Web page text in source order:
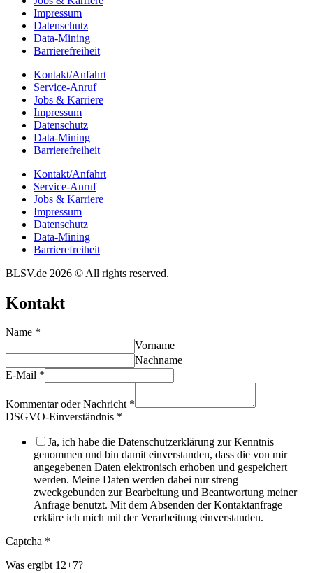
Impres­sum
Daten­schutz
Data-Mining
Barrie­re­frei­heit
Kontakt/​​Anfahrt
Service-Anruf
Jobs & Karriere
Impres­sum
Daten­schutz
Data-Mining
Barrie­re­frei­heit
Kontakt/​​Anfahrt
Service-Anruf
Jobs & Karriere
Impres­sum
Daten­schutz
Data-Mining
Barrie­re­frei­heit
BLSV.de 2026 © All rights reserved.
Kontakt
Name *
Vorname
Nachname
E-Mail *
Kommentar oder Nachricht *
DSGVO-Einverständnis *
Ja, ich habe die Datenschutzerklärung zur Kenntnis
genommen und bin damit einverstanden, dass die von mir
angegebenen Daten elektronisch erhoben und gespeichert
werden. Meine Daten werden dabei nur streng
zweckgebunden zur Bearbeitung und Beantwortung meiner
Anfrage benutzt. Mit dem Absenden der Kontaktanfrage
erkläre ich mich mit der Verarbeitung einverstanden.
Captcha *
Was ergibt 12+7?